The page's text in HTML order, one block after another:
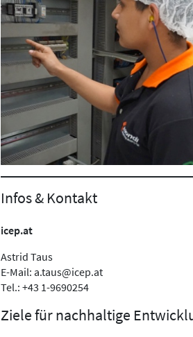
Infos & Kontakt
icep.at
Astrid Taus
E-Mail: a.taus@icep.at
Tel.: +43 1-9690254
Ziele für nachhaltige